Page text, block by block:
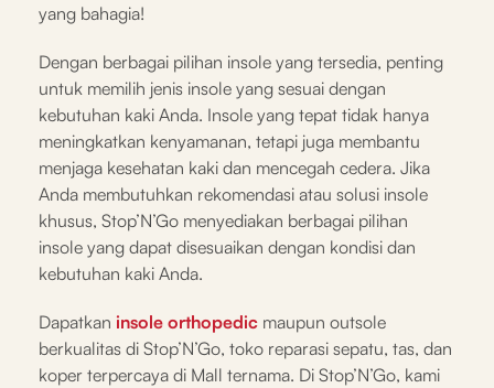
yang bahagia!
Dengan berbagai pilihan insole yang tersedia, penting
untuk memilih jenis insole yang sesuai dengan
kebutuhan kaki Anda. Insole yang tepat tidak hanya
meningkatkan kenyamanan, tetapi juga membantu
menjaga kesehatan kaki dan mencegah cedera. Jika
Anda membutuhkan rekomendasi atau solusi insole
khusus, Stop’N’Go menyediakan berbagai pilihan
insole yang dapat disesuaikan dengan kondisi dan
kebutuhan kaki Anda.
Dapatkan insole orthopedic maupun outsole
berkualitas di Stop’N’Go, toko reparasi sepatu, tas, dan
koper terpercaya di Mall ternama. Di Stop’N’Go, kami